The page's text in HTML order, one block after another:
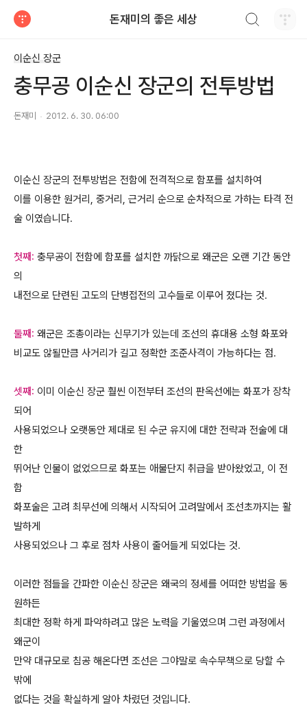
돈재미의 좋은 세상
이순신 장군
충무공 이순신 장군의 전투방법
돈재미 2012. 6. 30. 06:00
이순신 장군의 전투방법은 전함에 전격적으로 함포를 설치하여
이를 이용한 원거리, 중거리, 근거리 순으로 순차적으로 가하는 타격 전
술 이였습니다.
첫째: 충무공이 전함에 함포를 설치한 까닭으로 왜군은 오랜 기간 동안
의
내전으로 단련된 고도의 단병접전의 고수들로 이루어 졌다는 것.
둘째: 왜군은 조총이라는 신무기가 있는데 조선의 휴대용 소형 화포와
비교도 않될만큼 사거리가 길고 정확한 조준사격이 가능하다는 점.
셋째: 이미 이순신 장군 훨씬 이전부터 조선의 판옥선에는 화포가 장착
되어
사용되었으나 오랫동안 제대로 된 수군 유지에 대한 전략과 전술에 대
한
뛰어난 인물이 없었으므로 화포는 애물단지 취급을 받아왔었고, 이 전
함
화포술은 고려 최무선에 의해서 시작되어 고려말에서 조선초까지는 활
발하게
사용되었으나 그 후로 점차 사용이 줄어들게 되었다는 것.
이러한 점들을 간파한 이순신 장군은 왜국의 정세를 어떠한 방법을 동
원하든
최대한 정확 하게 파악하려고 많은 노력을 기울였으며 그런 과정에서
왜군이
만약 대규모로 침공 해온다면 조선은 그야말로 속수무책으로 당할 수
밖에
없다는 것을 확실하게 알아 차렸던 것입니다.